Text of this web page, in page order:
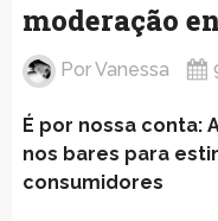
moderação
PorVanessa
É por nossa conta:
nos bares para
consumidores